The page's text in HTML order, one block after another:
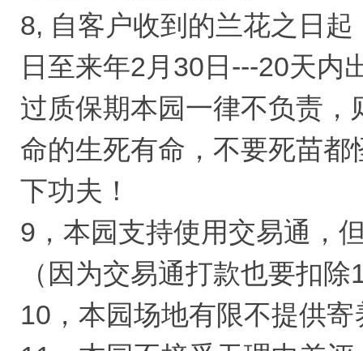
8, 自客户收到的兰花之日
日至来年2月30日---20天内
过质保期本园一律不负责
命的生死有命，不要死苗
下功夫！
9，本园支持使用交易通，
（因为交易通打款也要扣
10，本园场地有限不提供寄